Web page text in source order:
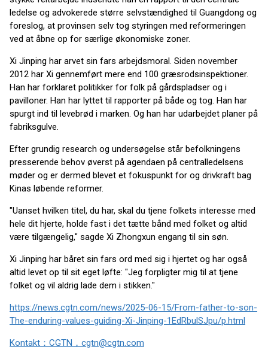
ledelse og advokerede større selvstændighed til Guangdong og
foreslog, at provinsen selv tog styringen med reformeringen
ved at åbne op for særlige økonomiske zoner.
Xi Jinping har arvet sin fars arbejdsmoral. Siden november
2012 har Xi gennemført mere end 100 græsrodsinspektioner.
Han har forklaret politikker for folk på gårdspladser og i
pavilloner. Han har lyttet til rapporter på både og tog. Han har
spurgt ind til levebrød i marken. Og han har udarbejdet planer på
fabriksgulve.
Efter grundig research og undersøgelse står befolkningens
presserende behov øverst på agendaen på centralledelsens
møder og er dermed blevet et fokuspunkt for og drivkraft bag
Kinas løbende reformer.
"Uanset hvilken titel, du har, skal du tjene folkets interesse med
hele dit hjerte, holde fast i det tætte bånd med folket og altid
være tilgængelig," sagde Xi Zhongxun engang til sin søn.
Xi Jinping har båret sin fars ord med sig i hjertet og har også
altid levet op til sit eget løfte: "Jeg forpligter mig til at tjene
folket og vil aldrig lade dem i stikken."
https://news.cgtn.com/news/2025-06-15/From-father-to-son-
The-enduring-values-guiding-Xi-Jinping-1EdRbulSJpu/p.html
Kontakt：CGTN，cgtn@cgtn.com